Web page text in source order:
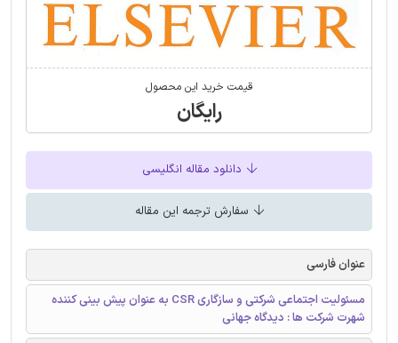
قیمت خرید این محصول
رایگان
دانلود مقاله انگلیسی
سفارش ترجمه این مقاله
عنوان فارسی
مسئولیت اجتماعی شرکتی و سازگاری CSR به عنوان پیش بینی کننده
شهرت شرکت ها : دیدگاه جهانی